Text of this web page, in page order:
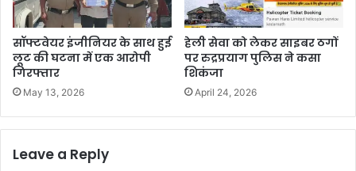
सॉफ्टवेयर इंजीनियर के साथ हुई
लूट की घटना में एक आरोपी
गिरफ्तार
May 13, 2026
हेली सेवा को लेकर साइबर ठगों
पर रुद्रप्रयाग पुलिस ने कसा
शिकंजा
April 24, 2026
Leave a Reply